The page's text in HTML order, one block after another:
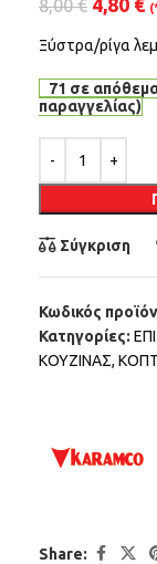
8,00€ 4,80 €
Ξύστρα/ρίγα
71 σε
παραγγελίας)
Σύγκριση
Κωδικός
Κατηγορίες:
ΚΟΥΖΙΝΑΣ,
Share: